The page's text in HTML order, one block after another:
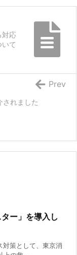
対応
いて
されました
Prev
ー」を導入し
対策として、東京消